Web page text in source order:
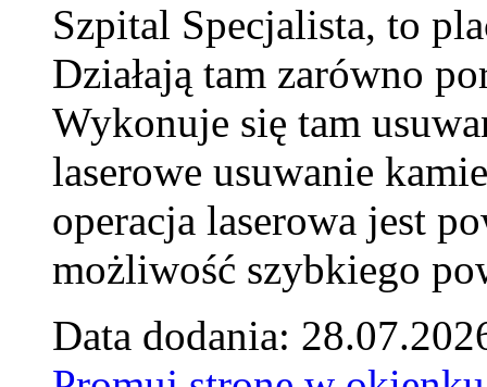
Szpital Specjalista, to
Działają tam zarówno
Wykonuje się tam
laserowe usuwanie
operacja laserowa jest
możliwość szybkiego
Data dodania: